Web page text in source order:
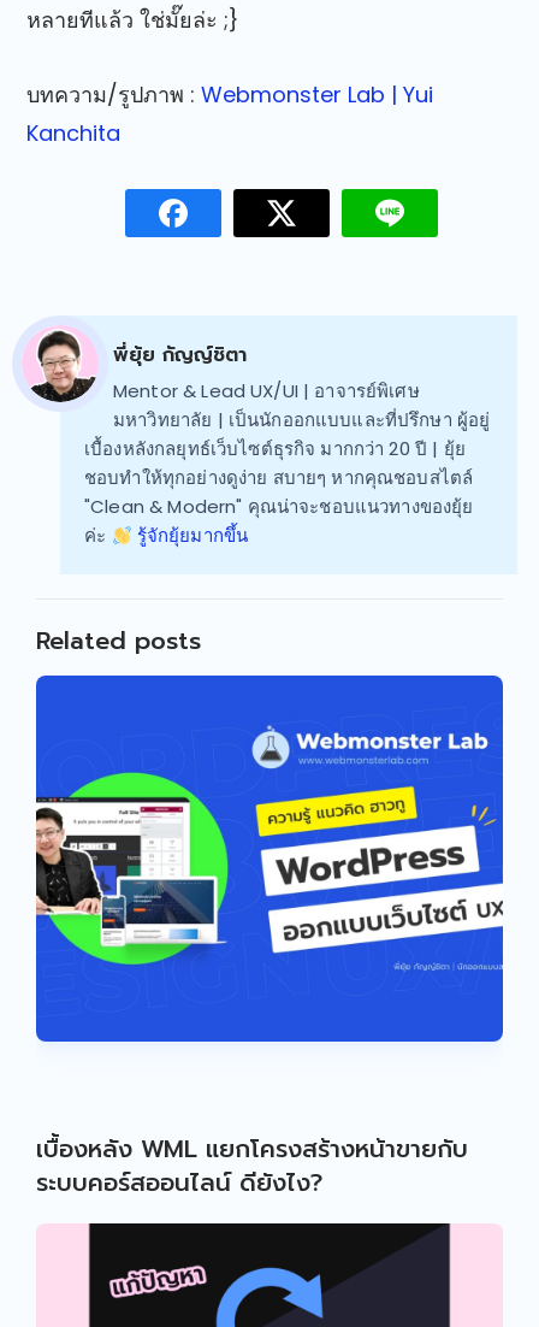
หลายทีแล้ว ใช่มั๊ยล่ะ ;}
บทความ/รูปภาพ :Webmonster Lab | Yui
Kanchita
พี่ยุ้ย กัญญ์ชิตา
Mentor & Lead UX/UI | อาจารย์พิเศษ
มหาวิทยาลัย | เป็นนักออกแบบและที่ปรึกษา ผู้อยู่
เบื้องหลังกลยุทธ์เว็บไซต์ธุรกิจ มากกว่า 20 ปี | ยุ้ย
ชอบทำให้ทุกอย่างดูง่าย สบายๆ หากคุณชอบสไตล์
"Clean & Modern" คุณน่าจะชอบแนวทางของยุ้ย
ค่ะ
รู้จักยุ้ยมากขึ้น
Related posts
เบื้องหลัง WML แยกโครงสร้างหน้าขายกับ
ระบบคอร์สออนไลน์ ดียังไง?